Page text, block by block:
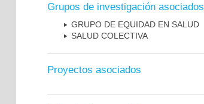
Grupos de investigación asociados
GRUPO DE EQUIDAD EN SALUD
SALUD COLECTIVA
Proyectos asociados